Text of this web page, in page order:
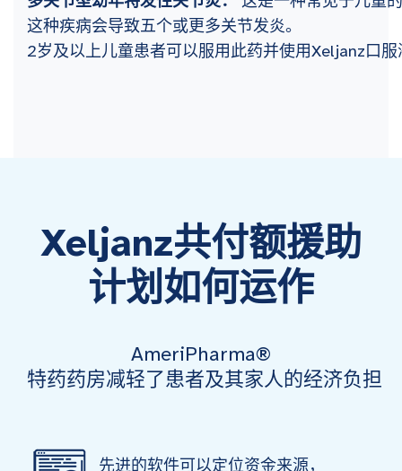
这种疾病会导致五个或更多关节发炎。
2岁及以上儿童患者可以服用此药并使用Xeljanz口
Xeljanz共付额援助
计划如何运作
AmeriPharma®
特药药房减轻了患者及其家人的经济负担
先进的软件可以定位资金来源，